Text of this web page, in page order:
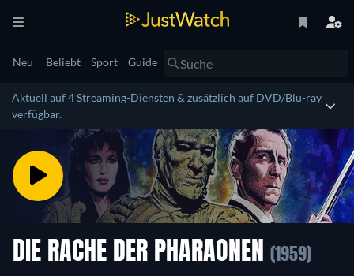
Neu Beliebt Sport Guide
Aktuell auf 4 Streaming-Diensten & zusätzlich auf DVD/Blu-ray
verfügbar.
DIE RACHE DER PHARAONEN (1959)